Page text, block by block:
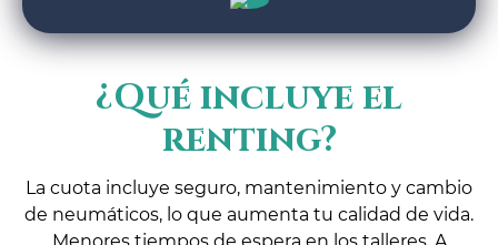
¿Qué incluye el
renting?
La cuota incluye seguro, mantenimiento y cambio
de neumáticos, lo que aumenta tu calidad de vida.